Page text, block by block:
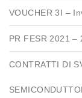
VOUCHER 3I –
PR FESR 2021 –
CONTRATTI DI